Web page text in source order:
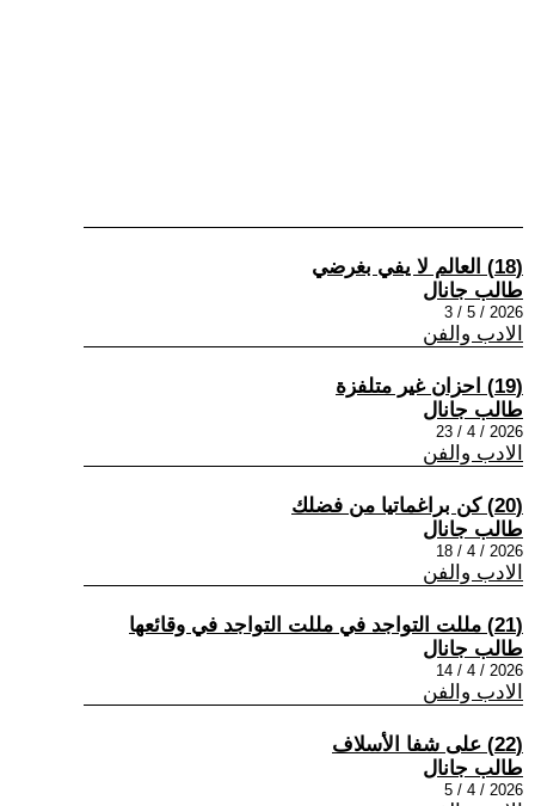
(18) العالم لا يفي بغرضي
طالب جانال
2026 / 5 / 3
الادب والفن
(19) احزان غير متلفزة
طالب جانال
2026 / 4 / 23
الادب والفن
(20) كن براغماتيا من فضلك
طالب جانال
2026 / 4 / 18
الادب والفن
(21) مللت التواجد في مللت التواجد في وقائعها
طالب جانال
2026 / 4 / 14
الادب والفن
(22) على شفا الأسلاف
طالب جانال
2026 / 4 / 5